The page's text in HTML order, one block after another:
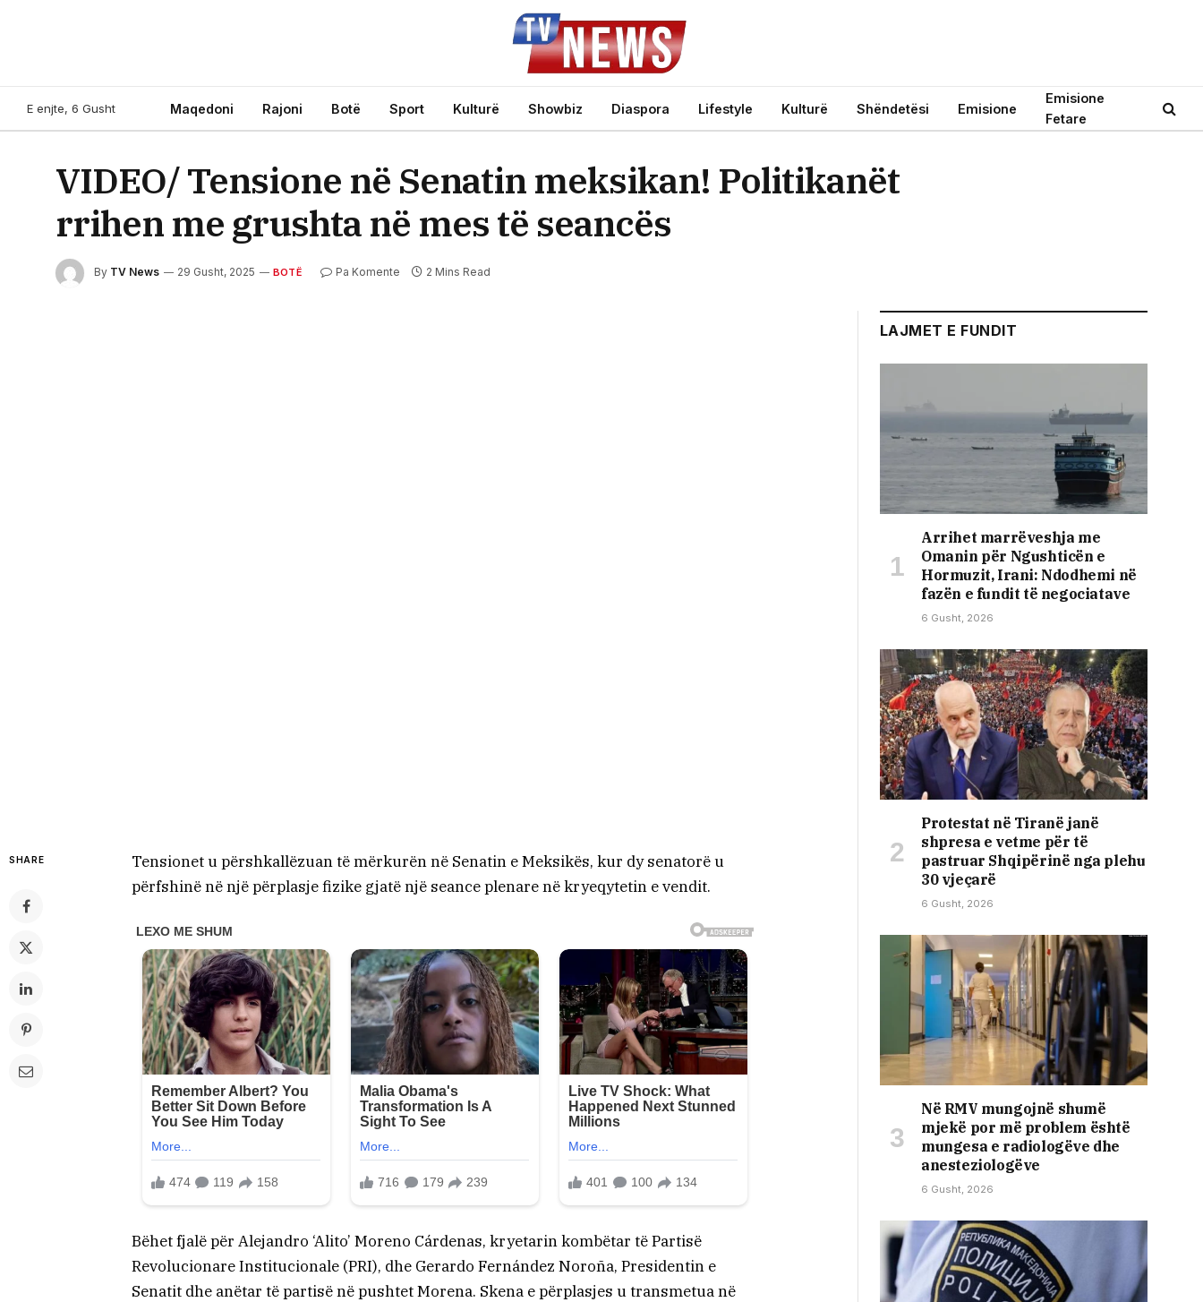
E enjte, 6 Gusht Maqedoni Rajoni Botë Sport Kulturë Showbiz Diaspora Lifestyle Kulturë Shëndetësi Emisione
Emisione
Fetare
VIDEO/ Tensione në Senatin meksikan! Politikanët
rrihen me grushta në mes të seancës
By TV News 29 Gusht, 2025 BOTË Pa Komente 2 Mins Read
SHARE
Tensionet u përshkallëzuan të mërkurën në Senatin e Meksikës, kur dy senatorë u
përfshinë në një përplasje fizike gjatë një seance plenare në kryeqytetin e vendit.
Bëhet fjalë për Alejandro ‘Alito’ Moreno Cárdenas, kryetarin kombëtar të Partisë
Revolucionare Institucionale (PRI), dhe Gerardo Fernández Noroña, Presidentin e
Senatit dhe anëtar të partisë në pushtet Morena. Skena e përplasjes u transmetua në
LAJMET E FUNDIT
Arrihet marrëveshja me
Omanin për Ngushticën e
Hormuzit, Irani: Ndodhemi në
fazën e fundit të negociatave
6 Gusht, 2026
Protestat në Tiranë janë
shpresa e vetme për të
pastruar Shqipërinë nga plehu
30 vjeçarë
6 Gusht, 2026
Në RMV mungojnë shumë
mjekë por më problem është
mungesa e radiologëve dhe
anesteziologëve
6 Gusht, 2026